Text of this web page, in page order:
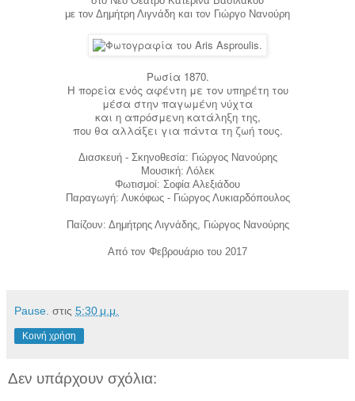
με τον Δημήτρη Λιγνάδη και τον Γιώργο Νανούρη
Ρωσία 1870.
Η πορεία ενός αφέντη με τον υπηρέτη του
μέσα στην παγωμένη νύχτα
και η απρόσμενη κατάληξη της,
που θα αλλάξει για πάντα τη ζωή τους.
Διασκευή - Σκηνοθεσία: Γιώργος Νανούρης
Μουσική: Λόλεκ
Φωτισμοί: Σοφία Αλεξιάδου
Παραγωγή: Λυκόφως - Γιώργος Λυκιαρδόπουλος
Παίζουν: Δημήτρης Λιγνάδης, Γιώργος Νανούρης
Από τον Φεβρουάριο του 2017
Pause. στις 5:30 μ.μ.
Κοινή χρήση
Δεν υπάρχουν σχόλια: